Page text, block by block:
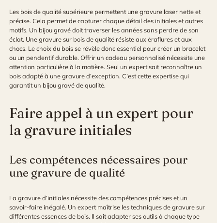
Les bois de qualité supérieure permettent une gravure laser nette et
précise. Cela permet de capturer chaque détail des initiales et autres
motifs. Un bijou gravé doit traverser les années sans perdre de son
éclat. Une gravure sur bois de qualité résiste aux éraflures et aux
chocs. Le choix du bois se révèle donc essentiel pour créer un bracelet
ou un pendentif durable. Offrir un cadeau personnalisé nécessite une
attention particulière à la matière. Seul un expert sait reconnaître un
bois adapté à une gravure d’exception. C’est cette expertise qui
garantit un bijou gravé de qualité.
Faire appel à un expert pour
la gravure initiales
Les compétences nécessaires pour
une gravure de qualité
La gravure d’initiales nécessite des compétences précises et un
savoir-faire inégalé. Un expert maîtrise les techniques de gravure sur
différentes essences de bois. Il sait adapter ses outils à chaque type